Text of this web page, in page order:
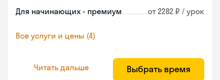
Для начинающих - премиум от 2282 ₽ / урок
Все услуги и цены (4)
Читать дальше Выбрать время